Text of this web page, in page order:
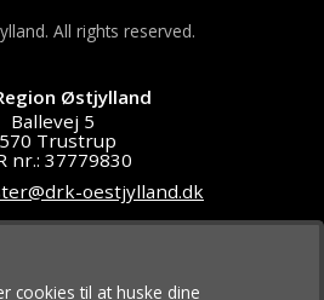
All rights reserved.
Østjylland
Ballevej 5
Trustrup
nr.: 37779830
oestjylland.dk
cookies til at huske dine